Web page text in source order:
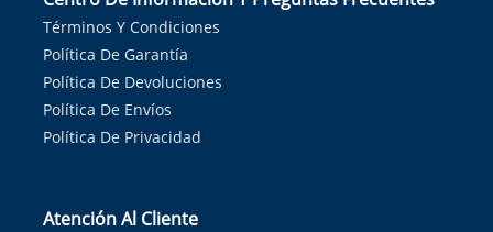
Términos Y Condiciones
Política De Garantía
Política De Devoluciones
Política De Envíos
Política De Privacidad
Atención Al Cliente